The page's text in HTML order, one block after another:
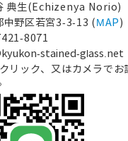
典生(Echizenya Norio)
中野区若宮3-3-13 (MAP)
8071
stained-glass.net
リック、又はカメラでお